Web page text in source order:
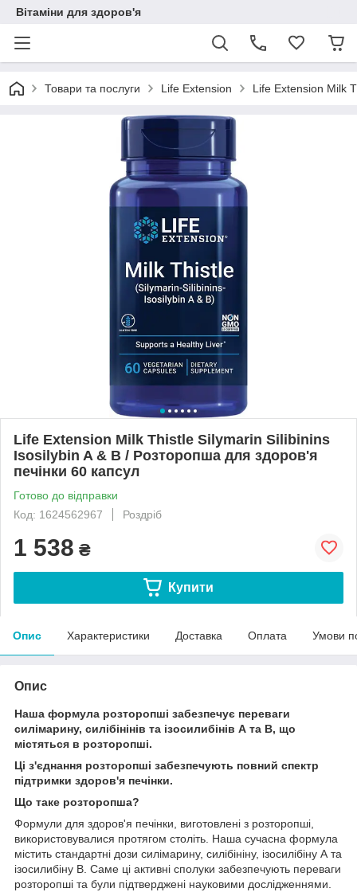
Вітаміни для здоров'я
Товари та послуги Life Extension Life Extension Milk
Life Extension Milk Thistle Silymarin Silibinins
Isosilybin A & B / Розторопша для здоров'я
печінки 60 капсул
Готово до відправки
Код: 1624562967
Роздріб
1 538 ₴
Купити
Опис Характеристики Доставка Оплата Умови
Опис
Наша формула розторопші забезпечує переваги
силімарину, силібінінів та ізосилибінів А та В, що
містяться в розторопші.
Ці з'єднання розторопші забезпечують повний спектр
підтримки здоров'я печінки.
Що таке розторопша?
Формули для здоров'я печінки, виготовлені з розторопші,
використовувалися протягом століть. Наша сучасна формула
містить стандартні дози силімарину, силібініну, ізосилібіну А та
ізосилибіну В. Саме ці активні сполуки забезпечують переваги
розторопші та були підтверджені науковими дослідженнями.